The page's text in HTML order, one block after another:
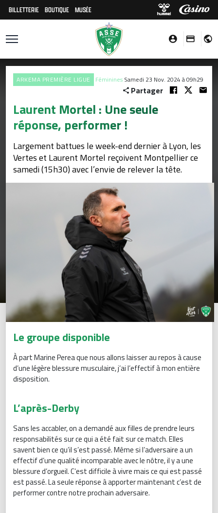
BILLETTERIE BOUTIQUE MUSÉE
ARKEMA PREMIÈRE LIGUE Féminines Samedi 23 Nov. 2024 à 09h29
Partager
Laurent Mortel : Une seule
réponse, performer !
Largement battues le week-end dernier à Lyon, les
Vertes et Laurent Mortel reçoivent Montpellier ce
samedi (15h30) avec l’envie de relever la tête.
Le groupe disponible
À part Marine Perea que nous allons laisser au repos à cause
d’une légère blessure musculaire, j’ai l’effectif à mon entière
disposition.
L’après-Derby
Sans les accabler, on a demandé aux filles de prendre leurs
responsabilités sur ce qui a été fait sur ce match. Elles
savent bien ce qu’il s’est passé. Même si l’adversaire a un
effectif d’une qualité incomparable avec le nôtre, il y a une
blessure d’orgueil. C’est difficile à vivre mais ce qui est passé
est passé. La seule réponse à apporter maintenant c’est de
performer contre notre prochain adversaire.